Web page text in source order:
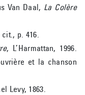
Van Daal, La Colère
p. 416.
, L’Harmattan, 1996.
et la chanson
Levy, 1863.